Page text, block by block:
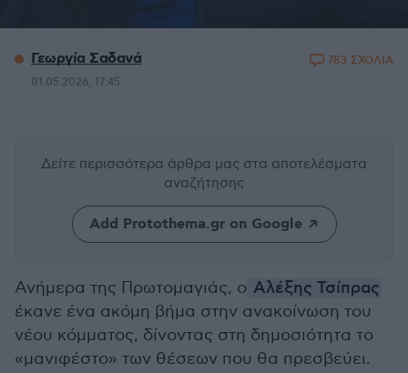
Γεωργία Σαδανά
01.05.2026, 17:45
783 ΣΧΟΛΙΑ
Δείτε περισσότερα άρθρα μας στα αποτελέσματα
αναζήτησης
Add Protothema.gr on Google
Ανήμερα της Πρωτομαγιάς, ο Αλέξης Τσίπρας
έκανε ένα ακόμη βήμα στην ανακοίνωση του
νέου κόμματος, δίνοντας στη δημοσιότητα το
«μανιφέστο» των θέσεων που θα πρεσβεύει.